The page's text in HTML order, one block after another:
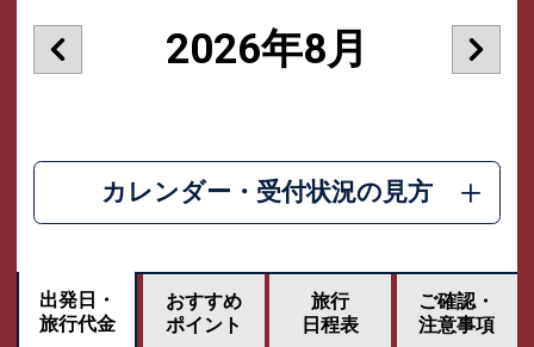
2026年8月
カレンダー・受付状況の見方
出発日・
旅行代金
おすすめ
ポイント
旅行
日程表
ご確認・
注意事項